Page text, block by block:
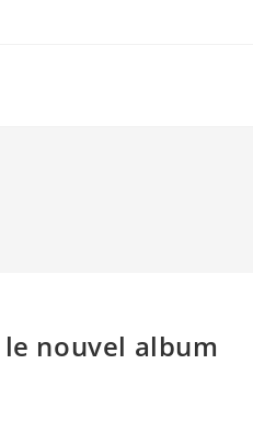
nouvel album